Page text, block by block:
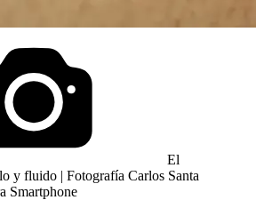
El
y fluido | Fotografía Carlos Santa
Smartphone